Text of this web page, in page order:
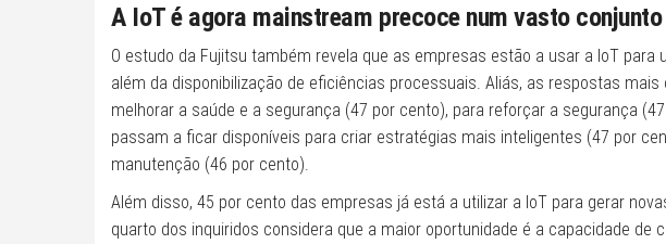
A IoT é agora mainstream precoce num vasto
O estudo da Fujitsu também revela que as empresas estão a usar a IoT para
além da disponibilização de eficiências processuais. Aliás, as respostas
melhorar a saúde e a segurança (47 por cento), para reforçar a segurança
passam a ficar disponíveis para criar estratégias mais inteligentes (47 por
manutenção (46 por cento).
Além disso, 45 por cento das empresas já está a utilizar a IoT para gerar
quarto dos inquiridos considera que a maior oportunidade é a capacidade de